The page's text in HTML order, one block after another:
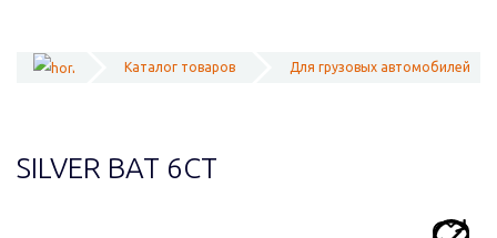
Каталог товаров Для грузовых автомобилей
SILVER BAT 6СТ